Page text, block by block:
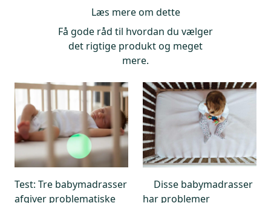
Læs mere om dette
Få gode råd til hvordan du vælger
det rigtige produkt og meget
mere.
Test: Tre babymadrasser
afgiver problematiske
Disse babymadrasser
har problemer